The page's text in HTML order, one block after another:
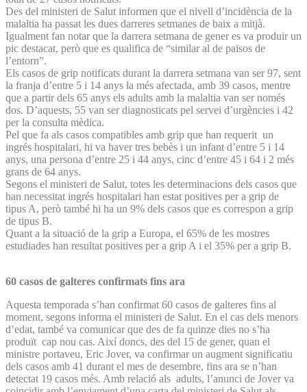
Des del ministeri de Salut informen que el nivell d’incidència de la
malaltia ha passat les dues darreres setmanes de baix a mitjà.
Igualment fan notar que la darrera setmana de gener es va produir un
pic destacat, però que es qualifica de “similar al de països de
l’entorn”.
Els casos de grip notificats durant la darrera setmana van ser 97, sent
la franja d’entre 5 i 14 anys la més afectada, amb 39 casos, mentre
que a partir dels 65 anys els adults amb la malaltia van ser només
dos. D’aquests, 55 van ser diagnosticats pel servei d’urgències i 42
per la consulta mèdica.
Pel que fa als casos compatibles amb grip que han requerit un
ingrés hospitalari, hi va haver tres bebès i un infant d’entre 5 i 14
anys, una persona d’entre 25 i 44 anys, cinc d’entre 45 i 64 i 2 més
grans de 64 anys.
Segons el ministeri de Salut, totes les determinacions dels casos que
han necessitat ingrés hospitalari han estat positives per a grip de
tipus A, però també hi ha un 9% dels casos que es correspon a grip
de tipus B.
Quant a la situació de la grip a Europa, el 65% de les mostres
estudiades han resultat positives per a grip A i el 35% per a grip B.
60 casos de galteres confirmats fins ara
Aquesta temporada s’han confirmat 60 casos de galteres fins al
moment, segons informa el ministeri de Salut. En el cas dels menors
d’edat, també va comunicar que des de fa quinze dies no s’ha
produït cap nou cas. Així doncs, des del 15 de gener, quan el
ministre portaveu, Eric Jover, va confirmar un augment significatiu
dels casos amb 41 durant el mes de desembre, fins ara se n’han
detectat 19 casos més. Amb relació als adults, l’anunci de Jover va